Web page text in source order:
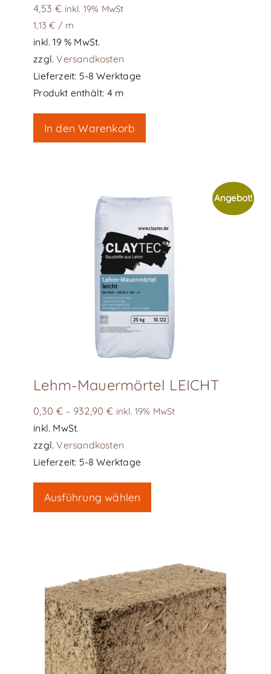
4,53€ inkl. 19% MwSt
1,13€ / m
inkl. 19 % MwSt.
zzgl.Versandkosten
Lieferzeit: 5-8 Werktage
Produkt enthält: 4 m
In den Warenkorb
Angebot!
Lehm-Mauermörtel LEICHT
0,30€ – 932,90€ inkl. 19% MwSt
inkl. MwSt.
zzgl.Versandkosten
Lieferzeit: 5-8 Werktage
Ausführung wählen
weist
auf.
Die
Optionen
können
auf
der